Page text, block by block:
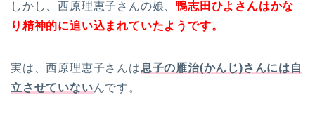
しかし、西原理恵子さんの娘、鴨志田ひよさんはかな
り精神的に追い込まれていたようです。
実は、西原理恵子さんは息子の雁治(かんじ)さんには自
立させていないんです。